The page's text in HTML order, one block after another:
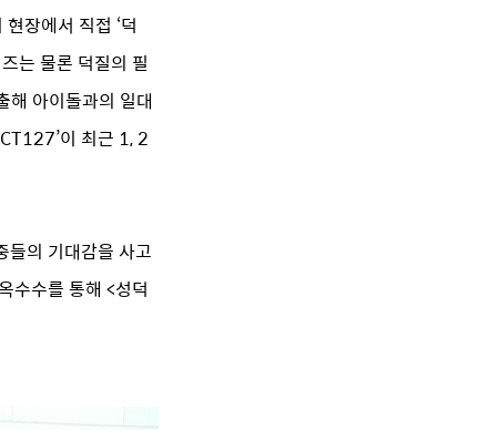
장에서 직접 ‘덕
는 물론 덕질의 필
해 아이돌과의 일대
이 최근 1, 2
들의 기대감을 사고
수수를 통해 <성덕